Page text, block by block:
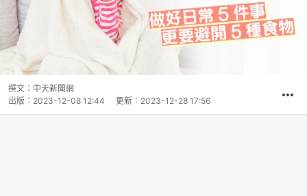
撰文： 中天新聞網
出版： 2023-12-08 12:44 更新： 2023-12-28 17:56